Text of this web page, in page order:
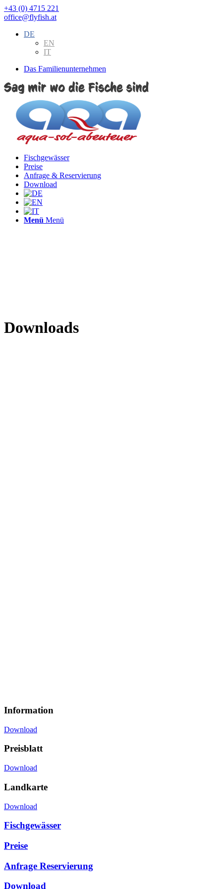
+43 (0) 4715 221
office@flyfish.at
DE
EN
IT
Das Familienunternehmen
Fischgewässer
Preise
Anfrage & Reservierung
Download
Menü Menü
Downloads
Information
Download
Preisblatt
Download
Landkarte
Download
Fischgewässer
Preise
Anfrage Reservierung
Download